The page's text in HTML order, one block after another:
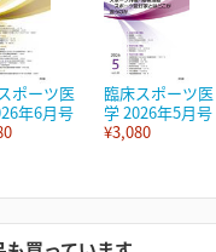
ポーツ医
年6月号
臨床スポーツ医
学 2026年5月号
¥3,080